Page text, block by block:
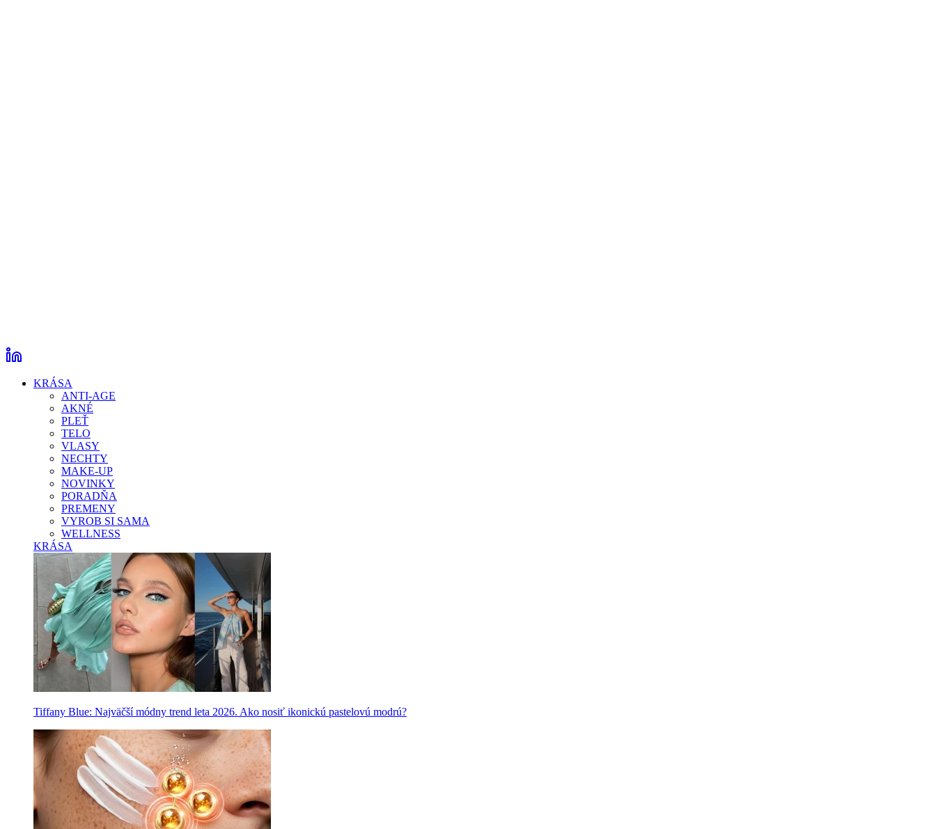
KRÁSA
ANTI-AGE
AKNÉ
PLEŤ
TELO
VLASY
NECHTY
MAKE-UP
NOVINKY
PORADŇA
PREMENY
VYROB SI SAMA
WELLNESS
KRÁSA
Tiffany Blue: Najväčší módny trend leta 2026. Ako nosiť ikonickú pastelovú modrú?